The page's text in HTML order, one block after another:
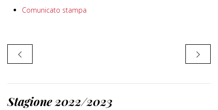
Comunicato stampa
Stagione 2022/2023